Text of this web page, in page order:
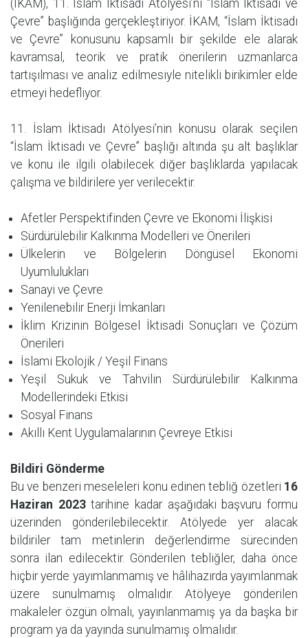
(İKAM), 11. İslam İktisadı Atölyesi’ni “İslam İktisadı ve
Çevre” başlığında gerçekleştiriyor. İKAM, “İslam İktisadı
ve Çevre” konusunu kapsamlı bir şekilde ele alarak
kavramsal, teorik ve pratik önerilerin uzmanlarca
tartışılması ve analiz edilmesiyle nitelikli birikimler elde
etmeyi hedefliyor.
11. İslam İktisadı Atölyesi’nin konusu olarak seçilen
“İslam İktisadı ve Çevre” başlığı altında şu alt başlıklar
ve konu ile ilgili olabilecek diğer başlıklarda yapılacak
çalışma ve bildirilere yer verilecektir.
Afetler Perspektifinden Çevre ve Ekonomi İlişkisi
Sürdürülebilir Kalkınma Modelleri ve Önerileri
Ülkelerin ve Bölgelerin Döngüsel Ekonomi
Uyumlulukları
Sanayi ve Çevre
Yenilenebilir Enerji İmkanları
İklim Krizinin Bölgesel İktisadi Sonuçları ve Çözüm
Önerileri
İslami Ekolojik / Yeşil Finans
Yeşil Sukuk ve Tahvilin Sürdürülebilir Kalkınma
Modellerindeki Etkisi
Sosyal Finans
Akıllı Kent Uygulamalarının Çevreye Etkisi
Bildiri Gönderme
Bu ve benzeri meseleleri konu edinen tebliğ özetleri 16
Haziran 2023tarihine kadar aşağıdaki başvuru formu
üzerinden gönderilebilecektir. Atölyede yer alacak
bildiriler tam metinlerin değerlendirme sürecinden
sonra ilan edilecektir. Gönderilen tebliğler, daha önce
hiçbir yerde yayımlanmamış ve hâlihazırda yayımlanmak
üzere sunulmamış olmalıdır. Atölyeye gönderilen
makaleler özgün olmalı, yayınlanmamış ya da başka bir
program ya da yayında sunulmamış olmalıdır.